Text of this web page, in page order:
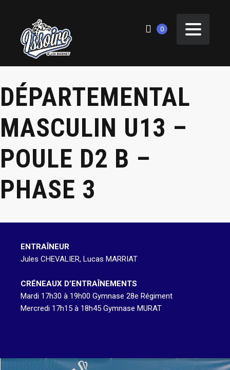
0
DÉPARTEMENTAL
MASCULIN U13 –
POULE D2 B –
PHASE 3
ENTRAÎNEUR
Jules CHEVALIER, Lucas MARRIAT
CRÉNEAUX D’ENTRAÎNEMENTS
Mardi 17h30 à 19h00 Gymnase 28e Régiment
Mercredi 17h15 à 18h45 Gymnase MURAT